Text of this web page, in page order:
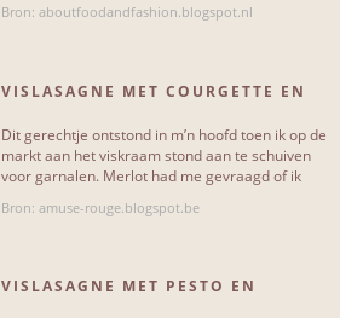
1
Bron: aboutfoodandfashion.blogspot.nl
VISLASAGNE MET COURGETTE EN
Dit gerechtje ontstond in m’n hoofd toen ik op de
markt aan het viskraam stond aan te schuiven
voor garnalen. Merlot had me gevraagd of ik
Bron: amuse-rouge.blogspot.be
VISLASAGNE MET PESTO EN